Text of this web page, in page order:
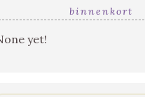
binnenkort
yet!